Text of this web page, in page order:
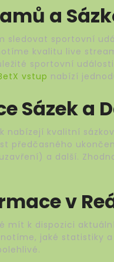
a
sledovat sportovní
kvalitu live
sportovní
vstup nabízí
Sázek a
nabízejí kvalitní
předčasného
a další.
v
mít k dispozici
jaké statistiky